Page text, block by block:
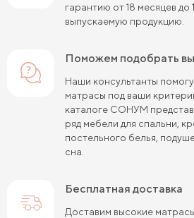
Пружинные матрасы 140 см
Пружинные матрасы 180 см
Пружинные матрасы 80х190 см
Пружинные матрасы 90х200 см
Пружинные матрасы 120х200 см
Матрасы средней жесткости
гарантию от 18 месяцев до
выпускаемую продукцию.
Поможем подобрать
Наши консультанты
матрасы под ваши
каталоге СОНУМ
ряд мебели для спальни,
постельного белья,
сна.
Бесплатная доставка
Доставим высокие